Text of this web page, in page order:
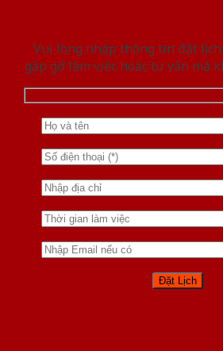
Vui lòng nhập thông tin đặt
gặp gỡ làm việc hoăc tư vấn mà